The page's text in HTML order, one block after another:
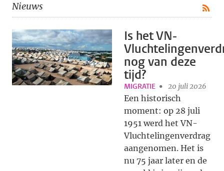
Nieuws
Is het VN-
nog van deze
tijd?
MIGRATIE 20 juli 2026
Een historisch
moment: op 28 juli
1951 werd het VN-
Vluchtelingenverdrag
aangenomen. Het is
nu 75 jaar later en de